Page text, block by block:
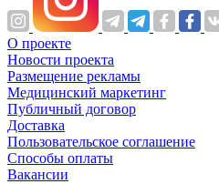
О проекте
Новости проекта
Размещение рекламы
Медицинский маркетинг
Публичный договор
Доставка
Пользовательское соглашение
Способы оплаты
Вакансии